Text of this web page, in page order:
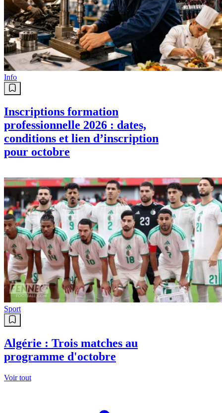
Info
Inscriptions formation
professionnelle 2026 : dates,
conditions et lien d’inscription
pour octobre
Sport
Algérie : Trois matches au
programme d'octobre
Voir tout